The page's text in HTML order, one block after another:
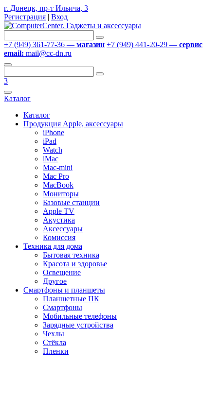
г. Донецк, пр-т Ильича, 3
Регистрация | Вход
+7 (949) 361-77-36 — магазин +7 (949) 441-20-29 — сервис
email: mail@cc-dn.ru
3
Каталог
Каталог
Продукция Apple, аксессуары
iPhone
iPad
Watch
iMac
Mac-mini
Mac Pro
MacBook
Мониторы
Базовые станции
Apple TV
Акустика
Аксессуары
Комиссия
Техника для дома
Бытовая техника
Красота и здоровье
Освещение
Другое
Смартфоны и планшеты
Планшетные ПК
Смартфоны
Мобильные телефоны
Зарядные устройства
Чехлы
Стёкла
Пленки